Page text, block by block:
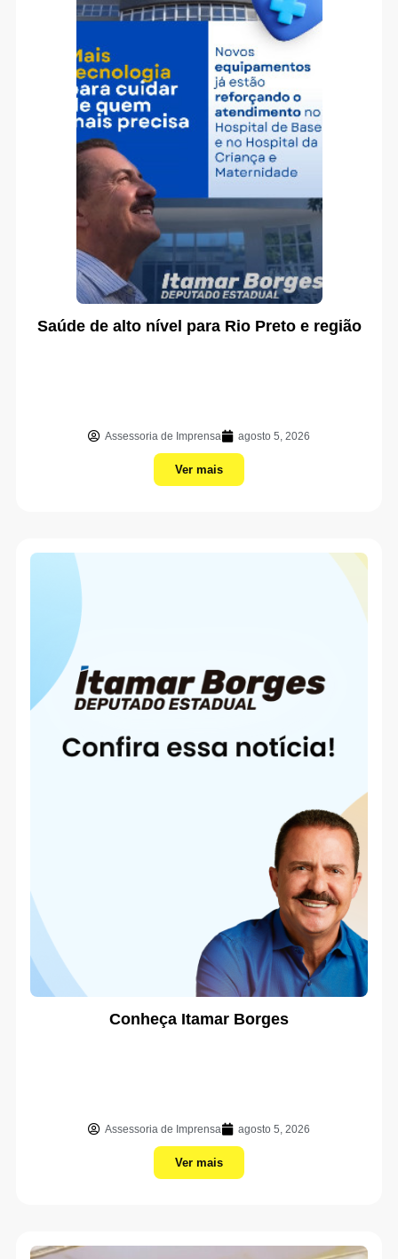
Saúde de alto nível para Rio Preto e região
Assessoria de Imprensa agosto 5, 2026
Ver mais
Conheça Itamar Borges
Assessoria de Imprensa agosto 5, 2026
Ver mais